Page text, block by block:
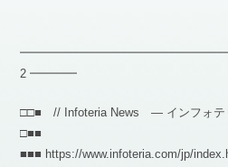
2 ━━━━
□□■ // Infoteria News — インフォテ
□■■
■■■ https://www.infoteria.com/jp/